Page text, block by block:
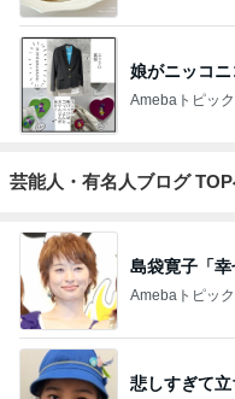
娘がニッコ
Amebaトピッ
芸能人・有名人ブログ
島袋寛子「
Amebaトピッ
悲しすぎて立